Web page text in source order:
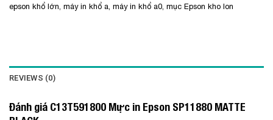
epson khổ lớn máy in khổ a máy in khổ a0 mục Epson kho lon
REVIEWS (0)
Đánh giá C13T591800 Mực in Epson SP11880 MATTE